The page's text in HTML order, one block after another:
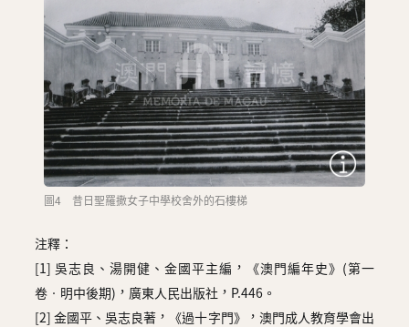
圖4 昔日聖羅撒女子中學校舍外的石樓梯
注釋：
[1] 吳志良、湯開健、金國平主編，《澳門編年史》(第一
卷‧明中後期)，廣東人民出版社，P.446。
[2] 金國平、吳志良著，《過十字門》，澳門成人教育學會出